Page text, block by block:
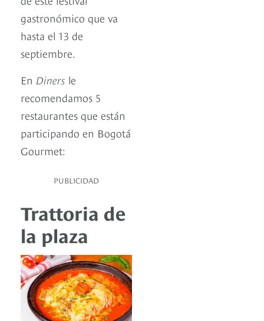
gastronómico que va
hasta el 13 de
septiembre.
En Diners le
recomendamos 5
restaurantes que están
participando en Bogotá
Gourmet:
PUBLICIDAD
Trattoria de
la plaza